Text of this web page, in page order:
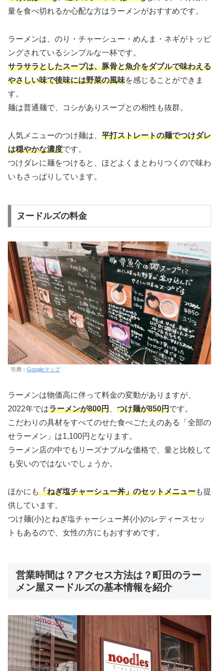
量を食べ切れるか心配な方はラーメンがおすすめです。
ラーメンは、のり・チャーシュー・めんま・ネギがトッピ
ングされているシンプルな一杯です。
サラサラとしたスープは、豚骨と魚介をダブルで味わえる
やさしい味で後味には野菜の風味を感じることができま
す。
麺は普通麺で、コシがありスープとの相性も抜群。
人気メニューのつけ麺は、 平打ストレートの麺でつけダレ
は穏やかな濃度です。
つけダレに麺をつけると、ほどよくまとわりつくので味わ
いもさっぱりしています。
ヌードルズの料金
引用： Googleマップ
ラーメンは物価高に伴って料金の変動がありますが、
2022年ではラーメンが800円 つけ麺が850円です。
こだわりの具材をすべてのせた食べごたえのある「全部の
せラーメン」は1,100円となります。
ラーメン店の中でもリーズナブルな価格で、量と比較して
も安いのではないでしょうか。
ほかにも「ねぎ塩チャーシュー丼」のセットメニューも提
供しています。
つけ麺(小)とねぎ塩チャーシュー丼(小)のレディースセッ
トもあるので、女性の方にもおすすめです。
営業時間は？アクセス方法は？町田のラー
メン屋ヌードルズの基本情報を紹介